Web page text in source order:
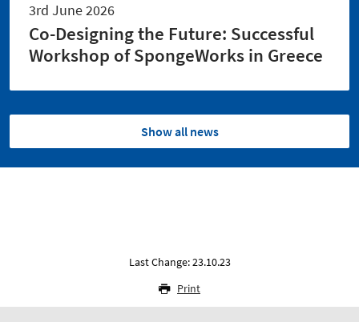
3rd June 2026
Co-Designing the Future: Successful
Workshop of SpongeWorks in Greece
Show all news
Last Change: 23.10.23
Print